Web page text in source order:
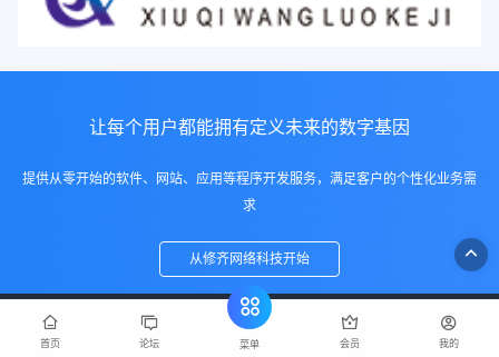
让每个用户都能拥有定义未来的数字基因
提供从零开始的软件、网站、应用等程序开发服务，满足客户的个性化业务需
求
从修齐网络科技开始
首页 论坛 菜单 会员 我的